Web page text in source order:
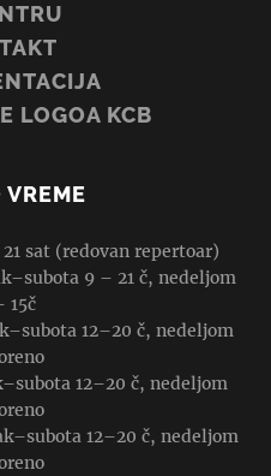
LOGOA KCB
VREME
sat (redovan repertoar)
9 – 21 č, nedeljom
15č
12–20 č, nedeljom
12–20 č, nedeljom
12–20 č, nedeljom